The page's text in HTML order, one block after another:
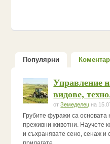
Популярни
Управление
видове,
отЗемеделец на
Грубите фуражи са
преживни животни. Научете
и съхранявате сено, сенаж и